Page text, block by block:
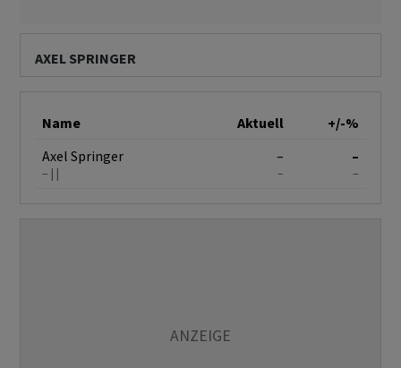
AXEL SPRINGER
Name Aktuell
+/-%
Axel Springer
–
–
–
–
–